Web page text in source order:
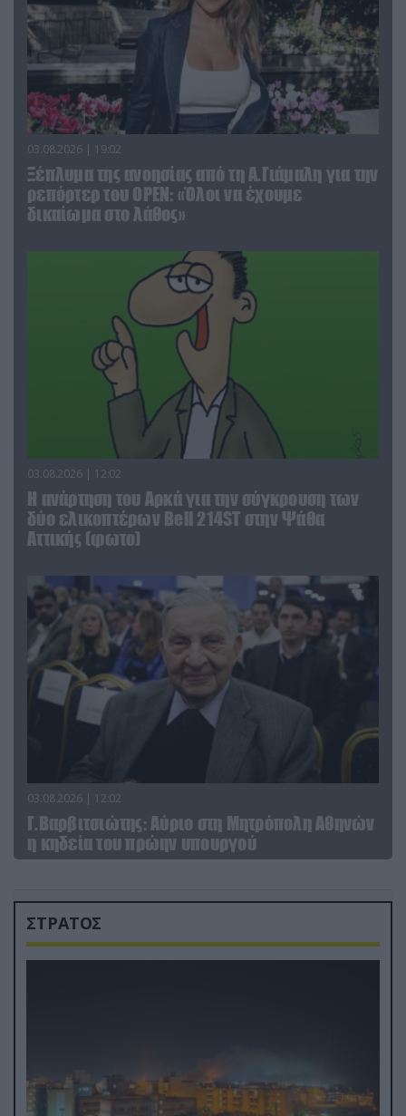
03.08.2026 | 19:02
Ξέπλυμα της ανοησίας από τη Α.Γιάμαλη για την
ρεπόρτερ του ΟΡΕΝ: «Όλοι να έχουμε
δικαίωμα στο λάθος»
03.08.2026 | 12:02
Η ανάρτηση του Αρκά για την σύγκρουση των
δύο ελικοπτέρων Bell 214ST στην Ψάθα
Αττικής (φωτο)
03.08.2026 | 12:02
Γ.Βαρβιτσιώτης: Aύριο στη Μητρόπολη Αθηνών
η κηδεία του πρώην υπουργού
ΣΤΡΑΤΟΣ